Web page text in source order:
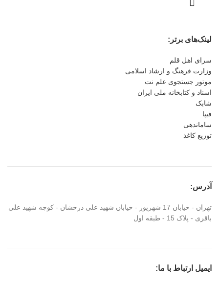
لینک‌های برتر:
سرای اهل قلم
وزارت فرهنگ و ارشاد اسلامی
موتور جستجوی علم نت
اسناد و کتابخانه ملی ایران
شابک
فیپا
ساماندهی
توزیع کاغذ
آدرس:
تهران - خیابان 17 شهریور - خیابان شهید علی درخشان - کوچه شهید علی
باقری - پلاک 15 - طبقه اول
ایمیل ارتباط با ما: